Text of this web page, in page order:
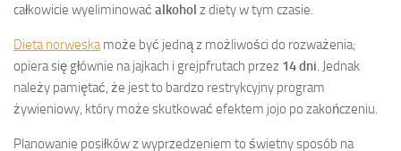
całkowicie wyeliminować alkohol z diety w tym czasie.
Dieta norweska może być jedną z możliwości do rozważenia;
opiera się głównie na jajkach i grejpfrutach przez 14 dni . Jednak
należy pamiętać, że jest to bardzo restrykcyjny program
żywieniowy, który może skutkować efektem jojo po zakończeniu.
Planowanie posiłków z wyprzedzeniem to świetny sposób na